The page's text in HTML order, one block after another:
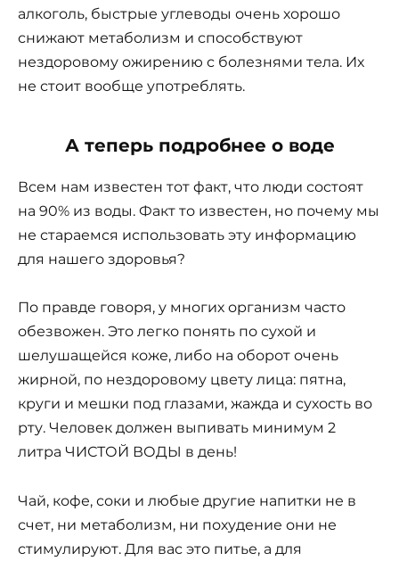
алкоголь, быстрые углеводы очень хорошо
снижают метаболизм и способствуют
нездоровому ожирению с болезнями тела. Их
не стоит вообще употреблять.
А теперь подробнее о воде
Всем нам известен тот факт, что люди состоят
на 90% из воды. Факт то известен, но почему мы
не стараемся использовать эту информацию
для нашего здоровья?
По правде говоря, у многих организм часто
обезвожен. Это легко понять по сухой и
шелушащейся коже, либо на оборот очень
жирной, по нездоровому цвету лица: пятна,
круги и мешки под глазами, жажда и сухость во
рту. Человек должен выпивать минимум 2
литра ЧИСТОЙ ВОДЫ в день!
Чай, кофе, соки и любые другие напитки не в
счет, ни метаболизм, ни похудение они не
стимулируют. Для вас это питье, а для